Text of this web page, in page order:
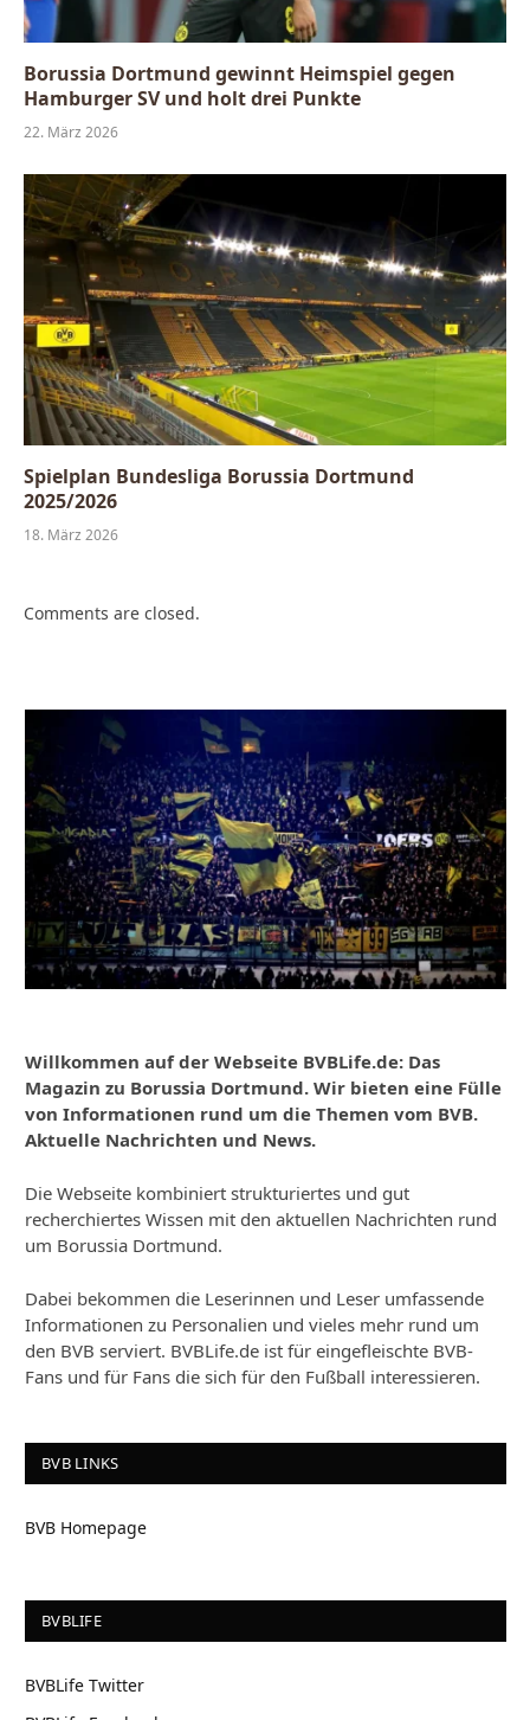
Borussia Dortmund gewinnt Heimspiel gegen
Hamburger SV und holt drei Punkte
22. März 2026
Spielplan Bundesliga Borussia Dortmund
2025/2026
18. März 2026
Comments are closed.
Willkommen auf der Webseite BVBLife.de: Das
Magazin zu Borussia Dortmund. Wir bieten eine Fülle
von Informationen rund um die Themen vom BVB.
Aktuelle Nachrichten und News.
Die Webseite kombiniert strukturiertes und gut
recherchiertes Wissen mit den aktuellen Nachrichten rund
um Borussia Dortmund.
Dabei bekommen die Leserinnen und Leser umfassende
Informationen zu Personalien und vieles mehr rund um
den BVB serviert. BVBLife.de ist für eingefleischte BVB-
Fans und für Fans die sich für den Fußball interessieren.
BVB LINKS
BVB Homepage
BVBLIFE
BVBLife Twitter